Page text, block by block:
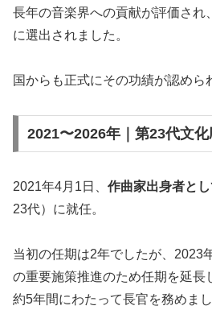
長年の音楽界への貢献が評価され、
に選出されました。
国からも正式にその功績が認めら
2021〜2026年｜第23代文
2021年4月1日、 作曲家出身者と
23代）に就任。
当初の任期は2年でしたが、2023
の重要施策推進のため任期を延長
約5年間にわたって長官を務めまし